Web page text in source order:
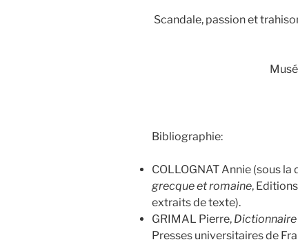
Scandale, passion et
Bibliographie:
COLLOGNAT Annie (sous la
grecque et romaine,
extraits de texte).
GRIMAL Pierre,
Presses universitaires de